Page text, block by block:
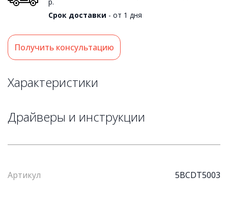
Срок доставки - от 1 дня
Получить консультацию
Характеристики
Драйверы и инструкции
Артикул 5BCDT5003